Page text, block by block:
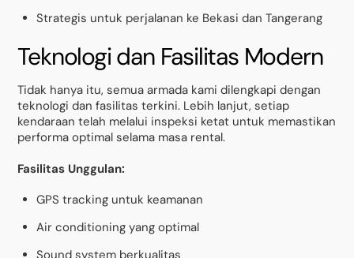
Strategis untuk perjalanan ke Bekasi dan Tangerang
Teknologi dan Fasilitas Modern
Tidak hanya itu, semua armada kami dilengkapi dengan
teknologi dan fasilitas terkini. Lebih lanjut, setiap
kendaraan telah melalui inspeksi ketat untuk memastikan
performa optimal selama masa rental.
Fasilitas Unggulan:
GPS tracking untuk keamanan
Air conditioning yang optimal